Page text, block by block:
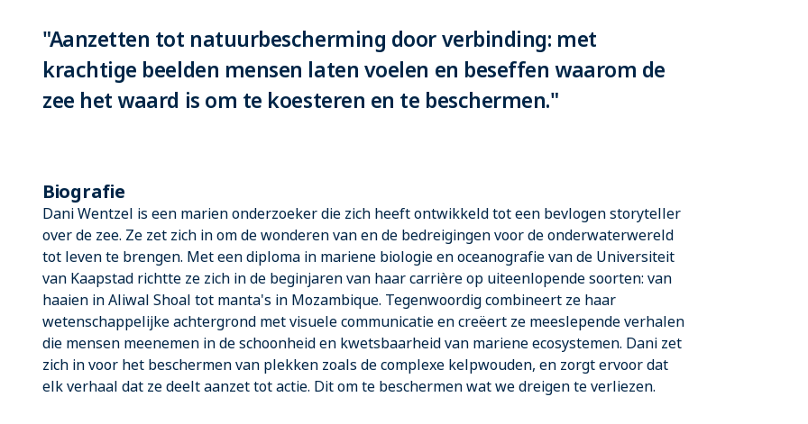
"Aanzetten tot natuurbescherming door verbinding: met
krachtige beelden mensen laten voelen en beseffen waarom de
zee het waard is om te koesteren en te beschermen."
Biografie
Dani Wentzel is een marien onderzoeker die zich heeft ontwikkeld tot een bevlogen storyteller
over de zee. Ze zet zich in om de wonderen van en de bedreigingen voor de onderwaterwereld
tot leven te brengen. Met een diploma in mariene biologie en oceanografie van de Universiteit
van Kaapstad richtte ze zich in de beginjaren van haar carrière op uiteenlopende soorten: van
haaien in Aliwal Shoal tot manta's in Mozambique. Tegenwoordig combineert ze haar
wetenschappelijke achtergrond met visuele communicatie en creëert ze meeslepende verhalen
die mensen meenemen in de schoonheid en kwetsbaarheid van mariene ecosystemen. Dani zet
zich in voor het beschermen van plekken zoals de complexe kelpwouden, en zorgt ervoor dat
elk verhaal dat ze deelt aanzet tot actie. Dit om te beschermen wat we dreigen te verliezen.